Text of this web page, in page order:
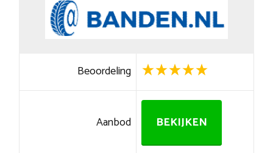
Beoordeling
Aanbod BEKIJKEN